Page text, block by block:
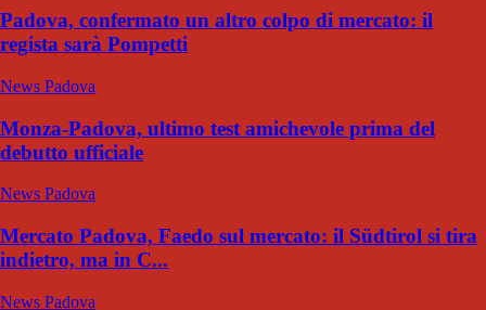
Padova, confermato un altro colpo di mercato: il
regista sarà Pompetti
News Padova
Monza-Padova, ultimo test amichevole prima del
debutto ufficiale
News Padova
Mercato Padova, Faedo sul mercato: il Südtirol si tira
indietro, ma in C...
News Padova